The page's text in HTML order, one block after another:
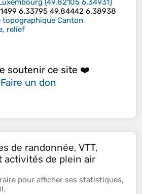
(49.82105 6.34931 )
6.33795 49.84442 6.38938
topographique Canton
relief
soutenir ce site ❤️
Faire un don
de randonnée, VTT,
activités de plein air
pour afficher ses statistiques,
.